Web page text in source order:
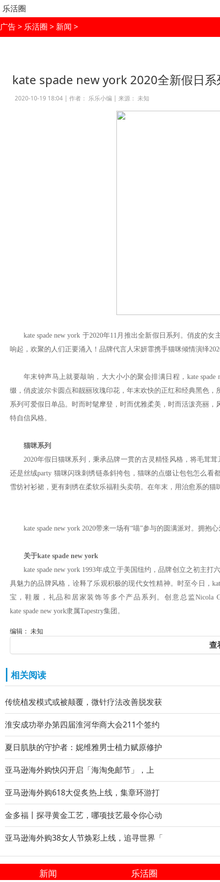
乐活圈
广告> 乐活圈 > 新闻 >
kate spade new york 2020全新假日系
2020-10-19 18:04 | 作者： 乐乐小编 | 来源： 未知
kate spade new york 于2020年11月推出全新假日系列。俏皮的
响起，欢聚的人们正要涌入！品牌代言人宋妍霏携手猫咪倾情演绎
年末钟声马上就要敲响，大大小小的聚会排满日程，kate
缀，俏皮波尔卡圆点和靓丽玫瑰印花，年末欢快的正红和经典黑色
系列可爱假日单品。时而时髦摩登，时而优雅柔美，时而活泼亮丽
特自信风格。
猫咪系列
2020年假日猫咪系列，秉承品牌一贯的古灵精怪风格，将毛茸
还是丝绒party 猫咪闪珠刺绣链条斜挎包，猫咪的点缀让包包怎么
雪纺衬衫裙，更有刺绣在柔软乐福鞋头卖萌。在年末，用治愈系的
kate spade new york 2020带来一场有“喵”参与的圆满派对。拥
关于kate spade new york
kate spade new york 1993年成立于美国纽约，品牌创立之初主
具魅力的品牌风格，诠释了乐观积极的现代女性精神。时至今日，
宝，鞋履，礼品和居家装饰等多个产品系列。创意总监Nicola
kate spade new york隶属Tapestry集团。
编辑： 未知
查
相关阅读
传统植发模式或被颠覆，微针疗法改善脱发获
淮安成功举办第四届淮河华商大会211个签约
夏日肌肤的守护者：妮维雅男士植力赋原修护
亚马逊海外购快闪开启「海淘免邮节」，上
亚马逊海外购618大促炙热上线，集章环游打
金多福丨探寻黄金工艺，哪项技艺最令你心动
亚马逊海外购38女人节焕彩上线，追寻世界「
新闻 乐活圈